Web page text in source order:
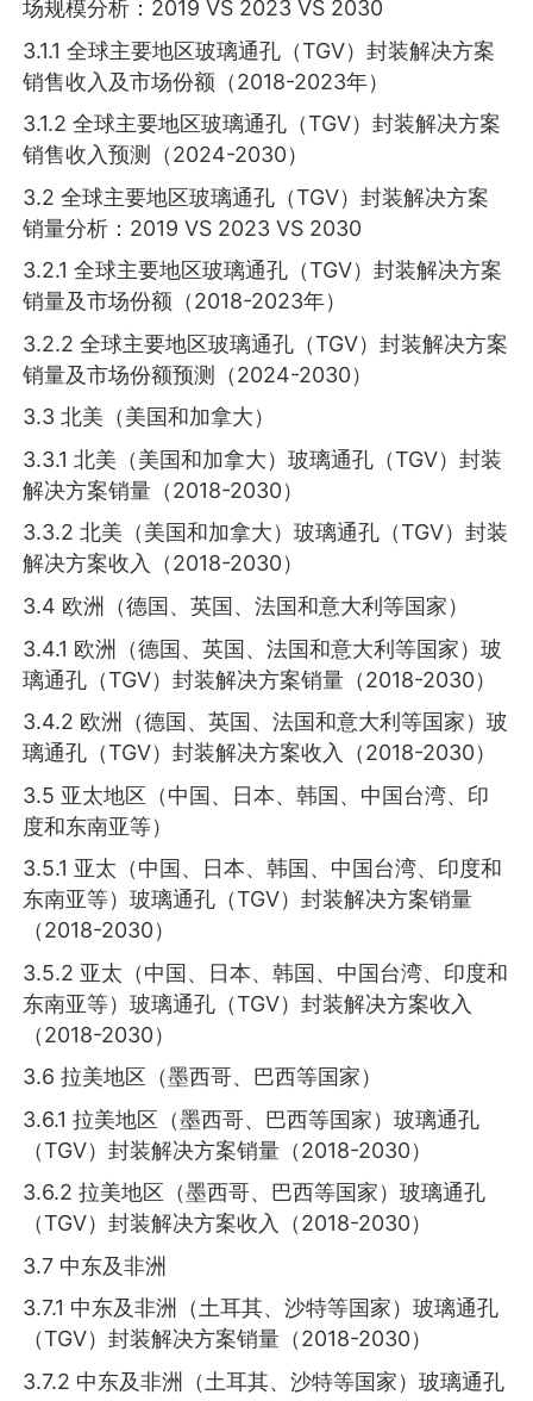
场规模分析：2019 VS 2023 VS 2030
3.1.1 全球主要地区玻璃通孔（TGV）封装解决方案
销售收入及市场份额（2018-2023年）
3.1.2 全球主要地区玻璃通孔（TGV）封装解决方案
销售收入预测（2024-2030）
3.2 全球主要地区玻璃通孔（TGV）封装解决方案
销量分析：2019 VS 2023 VS 2030
3.2.1 全球主要地区玻璃通孔（TGV）封装解决方案
销量及市场份额（2018-2023年）
3.2.2 全球主要地区玻璃通孔（TGV）封装解决方案
销量及市场份额预测（2024-2030）
3.3 北美（美国和加拿大）
3.3.1 北美（美国和加拿大）玻璃通孔（TGV）封装
解决方案销量（2018-2030）
3.3.2 北美（美国和加拿大）玻璃通孔（TGV）封装
解决方案收入（2018-2030）
3.4 欧洲（德国、英国、法国和意大利等国家）
3.4.1 欧洲（德国、英国、法国和意大利等国家）玻
璃通孔（TGV）封装解决方案销量（2018-2030）
3.4.2 欧洲（德国、英国、法国和意大利等国家）玻
璃通孔（TGV）封装解决方案收入（2018-2030）
3.5 亚太地区（中国、日本、韩国、中国台湾、印
度和东南亚等）
3.5.1 亚太（中国、日本、韩国、中国台湾、印度和
东南亚等）玻璃通孔（TGV）封装解决方案销量
（2018-2030）
3.5.2 亚太（中国、日本、韩国、中国台湾、印度和
东南亚等）玻璃通孔（TGV）封装解决方案收入
（2018-2030）
3.6 拉美地区（墨西哥、巴西等国家）
3.6.1 拉美地区（墨西哥、巴西等国家）玻璃通孔
（TGV）封装解决方案销量（2018-2030）
3.6.2 拉美地区（墨西哥、巴西等国家）玻璃通孔
（TGV）封装解决方案收入（2018-2030）
3.7 中东及非洲
3.7.1 中东及非洲（土耳其、沙特等国家）玻璃通孔
（TGV）封装解决方案销量（2018-2030）
3.7.2 中东及非洲（土耳其、沙特等国家）玻璃通孔